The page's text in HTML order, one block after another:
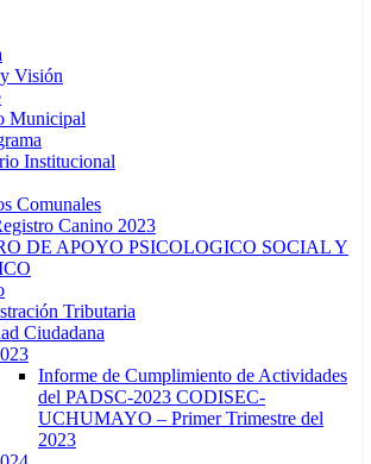
Visión
Municipal
Institucional
Comunales
Canino 2023
DE APOYO PSICOLOGICO SOCIAL Y
Tributaria
Ciudadana
Informe de Cumplimiento de Actividades
del PADSC-2023 CODISEC-
UCHUMAYO – Primer Trimestre del
2023